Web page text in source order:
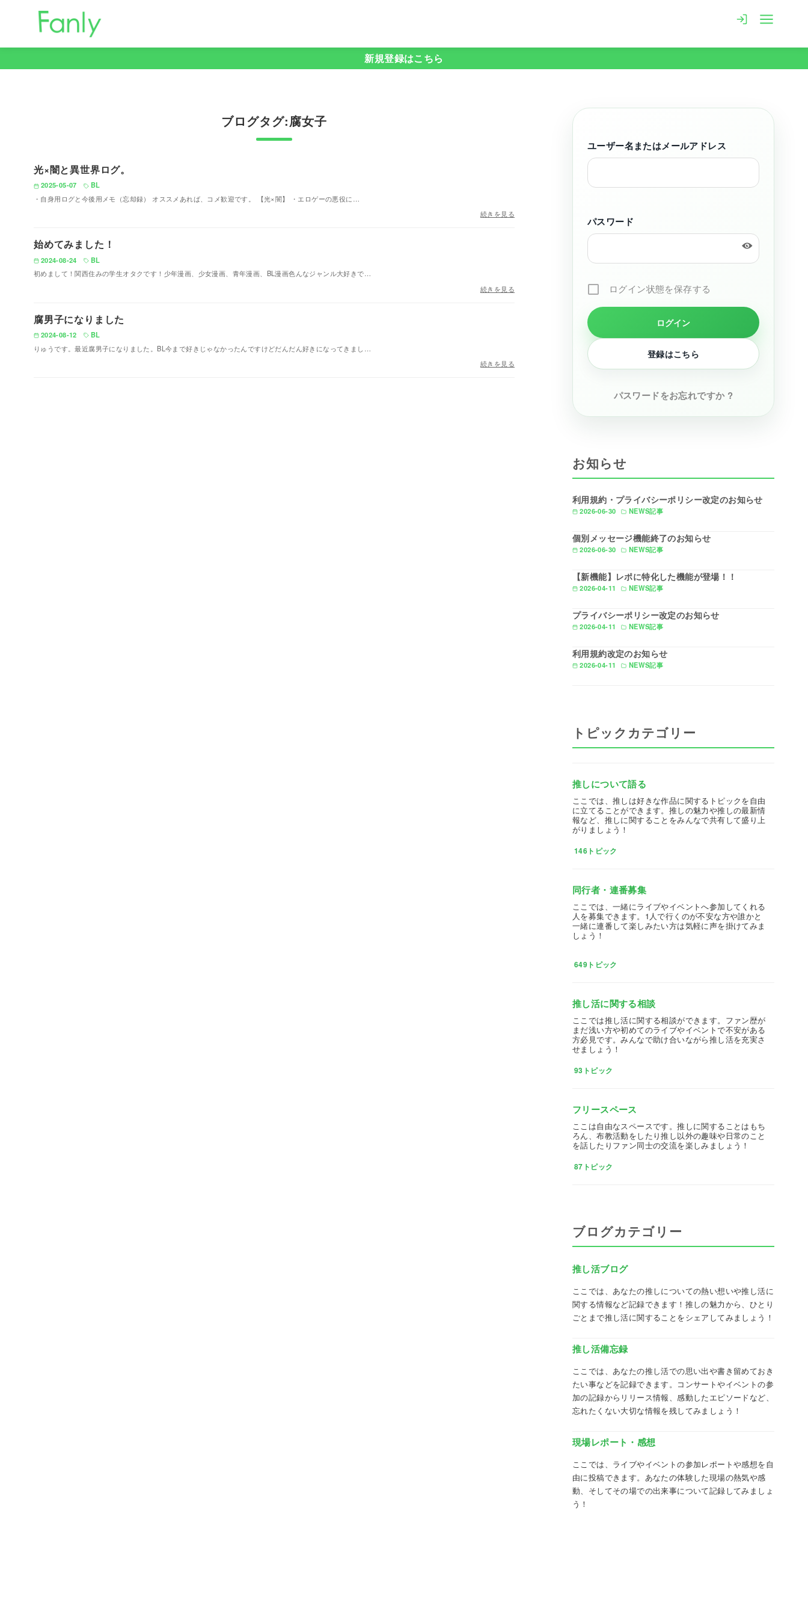
ツ
新規登録はこちら
腐女子
光×闇と異世界ログ。
2025-05-07
BL
・自身用ログと今後用メモ（忘却録） オススメあれば、コメ歓迎です。 【光×闇】 ・エロゲーの悪役に…
続きを見る
始めてみました！
2024-08-24
BL
初めまして！関西住みの学生オタクです！少年漫画、少女漫画、青年漫画、BL漫画色んなジャンル大好きで…
続きを見る
腐男子になりました
2024-08-12
BL
りゅうです。最近腐男子になりました。BL今まで好きじゃなかったんですけどだんだん好きになってきまし…
続きを見る
ユーザー名またはメールアドレス
パスワード
ログイン状態を保存する
登録はこちら
パスワードをお忘れですか ?
お知らせ
2026-06-30 NEWS記事
利用規約・プライバシーポリシー改定のお知らせ
2026-06-30 NEWS記事
個別メッセージ機能終了のお知らせ
2026-04-11 NEWS記事
【新機能】レポに特化した機能が登場！！
2026-04-11 NEWS記事
プライバシーポリシー改定のお知らせ
2026-04-11 NEWS記事
利用規約改定のお知らせ
トピックカテゴリー
推しについて語る
ここでは、推しは好きな作品に関するトピックを自由
に立てることができます。推しの魅力や推しの最新情
報など、推しに関することをみんなで共有して盛り上
がりましょう！
146トピック
同行者・連番募集
ここでは、一緒にライブやイベントへ参加してくれる
人を募集できます。1人で行くのが不安な方や誰かと
一緒に連番して楽しみたい方は気軽に声を掛けてみま
しょう！
649トピック
推し活に関する相談
ここでは推し活に関する相談ができます。ファン歴が
まだ浅い方や初めてのライブやイベントで不安がある
方必見です。みんなで助け合いながら推し活を充実さ
せましょう！
93トピック
フリースペース
ここは自由なスペースです。推しに関することはもち
ろん、布教活動をしたり推し以外の趣味や日常のこと
を話したりファン同士の交流を楽しみましょう！
87トピック
ブログカテゴリー
推し活ブログ
ここでは、あなたの推しについての熱い想いや推し活に
関する情報など記録できます！推しの魅力から、ひとり
ごとまで推し活に関することをシェアしてみましょう！
推し活備忘録
ここでは、あなたの推し活での思い出や書き留めておき
たい事などを記録できます。コンサートやイベントの参
加の記録からリリース情報、感動したエピソードなど、
忘れたくない大切な情報を残してみましょう！
現場レポート・感想
ここでは、ライブやイベントの参加レポートや感想を自
由に投稿できます。あなたの体験した現場の熱気や感
動、そしてその場での出来事について記録してみましょ
う！